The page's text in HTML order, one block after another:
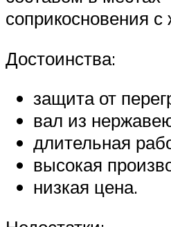
соприкосновения
Достоинства:
защита от
вал из
длительная
высокая
низкая цена.